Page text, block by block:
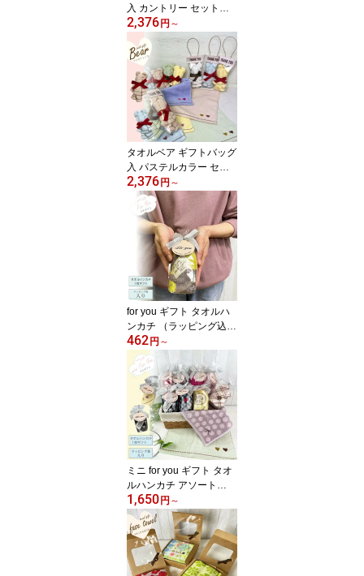
入 カントリー セット販
売カントリー柄のタオル
ハンカチで出来たタオル
ベアサンキュー シール付
き ありがとう 感謝 プレ
ゼント 手渡し ラッピン
グ ギフト卒業 卒園 転勤
退職 引っ越し 挨拶 プチ
ギフト タオルハンカチタ
オルの萩原
2,376 円 ～
タオルベア ギフトバッグ
入 パステルカラー セッ
ト販売パステルカラーの
タオルハンカチで出来た
タオルベアサンキュー シ
ール付 ありがとう 感謝
プレゼント ラッピング
ギフト卒業 卒園 転勤 退
職 引っ越し 挨拶 プチギ
フト タオルハンカチタオ
ルの萩原
2,376 円 ～
for you ギフト タオルハ
ンカチ （ラッピング込
み） プチギフト ふわふ
わ all無撚糸・無撚糸シャ
ーリングタオルハンカチ
アソート セット売りウェ
デング 二次会 粗品 景品
卒業 入学 プレゼント プ
チギフト 結婚式 ブライ
ダル ギフトタオルの萩原
【楽ギフ_包装】
462 円 ～
ミニ for you ギフト タオ
ルハンカチ アソート
（ラッピング込み）ウェ
デング 二次会 粗品 景品
卒業 入学 プレゼント プ
チギフト 結婚式 ブライ
ダル ギフトタオルの萩原
【楽ギフ_包装】
1,650 円 ～